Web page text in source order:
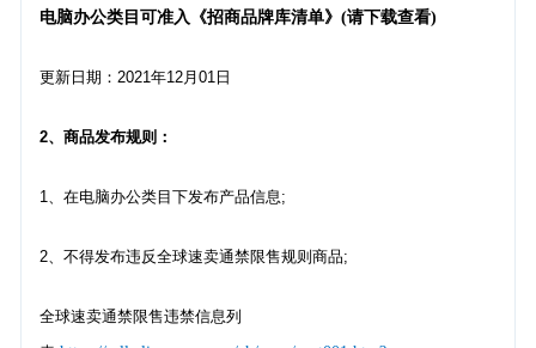
电脑办公类目可准入 《招商品牌库清单》 (请下载查看)
更新日期：2021年12月01日
2、商品发布规则：
1、在电脑办公类目下发布产品信息;
2、不得发布违反全球速卖通禁限售规则商品;
全球速卖通禁限售违禁信息列